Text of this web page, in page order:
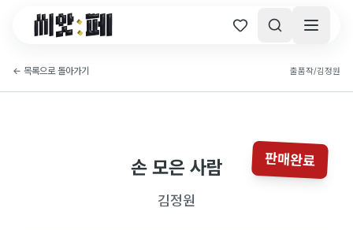
씨앗페 온라인 홈
← 목록으로 돌아가기 출품작/김정원
판매완료
손 모은 사람
김정원